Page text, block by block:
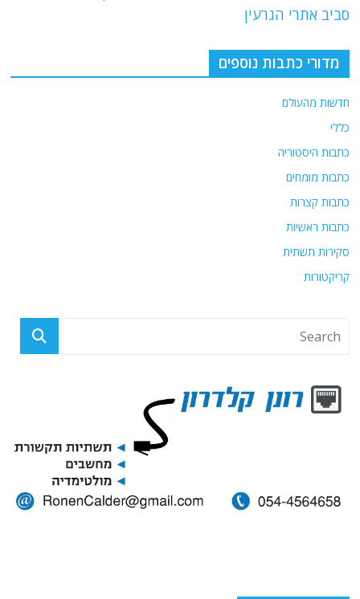
p
p
m
k
סביב אתרי הגרעין
מדורי כתבות נוספים
חדשות מהעולם
כללי
כתבות היסטוריה
כתבות מומחים
כתבות קצרות
כתבות ראשיות
סקירות תשתית
קריקטורות